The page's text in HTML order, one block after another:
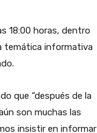
18:00 horas, dentro
temática informativa
que “después de la
son muchas las
insistir en informar